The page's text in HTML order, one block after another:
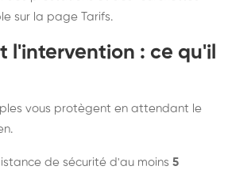
sur la page Tarifs.
l'intervention : ce qu'il
vous protègent en attendant le
de sécurité d'au moins 5